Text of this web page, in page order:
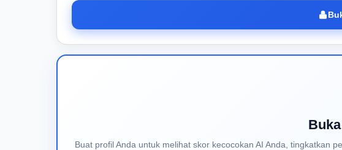
Buat profil Anda untuk melihat skor kecocokan AI Anda, tingkatkan